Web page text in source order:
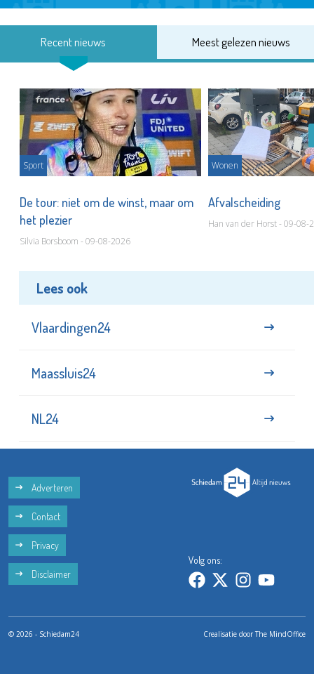
Recent nieuws Meest gelezen nieuws
Sport
De tour: niet om de winst, maar om
het plezier
Silvia Borsboom - 09-08-2026
Wonen
Afvalscheiding
Han van der Horst - 09-08-
Lees ook
Vlaardingen24
Maassluis24
NL24
Adverteren
Contact
Privacy
Disclaimer
Volg ons:
© 2026 - Schiedam24 Crealisatie doorThe MindOffice